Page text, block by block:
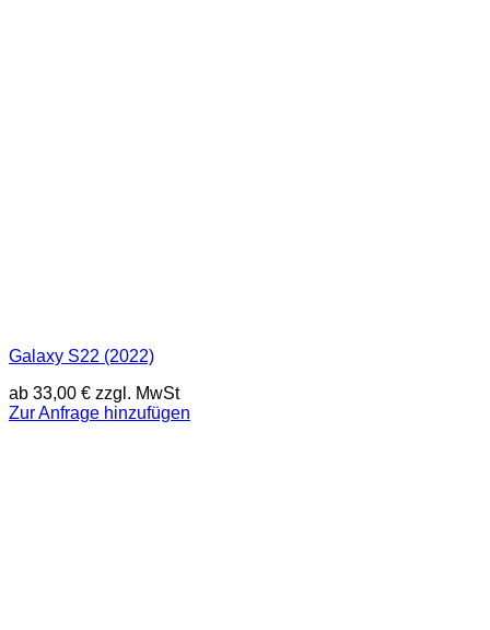
Galaxy S22 (2022)
ab 33,00 € zzgl. MwSt
Zur Anfrage hinzufügen